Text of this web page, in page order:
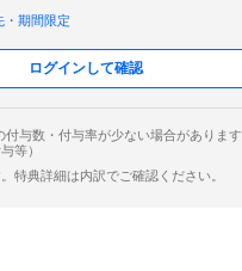
・期間限定
ログインして確認
付与数・付与率が少ない場合があります
等）
特典詳細は内訳でご確認ください。